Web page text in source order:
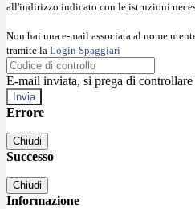
all'indirizzo indicato con le istruzioni
Non hai una e-mail associata al nome
tramite la Login Spaggiari
E-mail inviata, si prega di
Errore
Chiudi
Successo
Chiudi
Informazione